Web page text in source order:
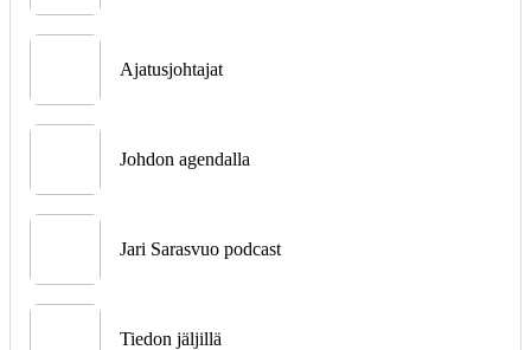
Ajatusjohtajat
Johdon agendalla
Jari Sarasvuo podcast
Tiedon jäljillä